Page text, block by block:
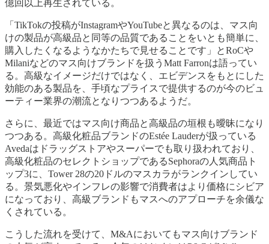
億回以上再生されている。
「TikTokの投稿がInstagramやYouTubeと異なるのは、マス向
けの製品が高級品と同等の品質であることをいとも簡単に、
購入したくなるようなかたちで見せることです」とRoCや
Milaniなどのマス向けブランドを扱うMatt Farronは語ってい
る。高級なイメージだけではなく、エビデンスをもとにした
効能のある製品を、手頃なプライスで提供するのが今のビュ
ーティー業界の潮流となりつつあるようだ。
さらに、最近ではマス向け商品と高級品の垣根も曖昧になり
つつある。高級化粧品ブランドのEstée Lauderが扱っている
Avedaはドラッグストアやスーパーでも取り扱われており、
高級化粧品のセレクトショップであるSephoraの人気商品ト
ップ3に、Tower 28の20ドルのマスカラがランクインしてい
る。景気悪化やインフレの影響で消費者はより価格にシビア
になっており、高級ブランドもマスへのアプローチを余儀な
くされている。
こうした流れを受けて、M&Aにおいてもマス向けブランド